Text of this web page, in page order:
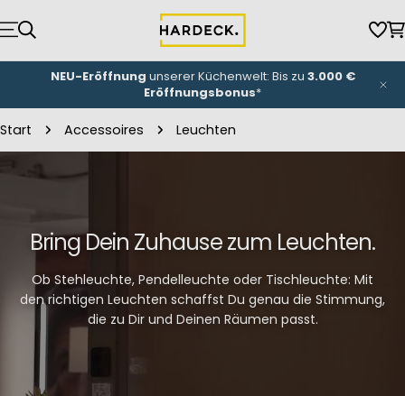
Inhalt
springen
NEU-Eröffnung unserer Küchenwelt: Bis zu 3.000 €
Eröffnungsbonus*
Start Accessoires Leuchten
Bring Dein Zuhause zum Leuchten.
Ob Stehleuchte, Pendelleuchte oder Tischleuchte: Mit
den richtigen Leuchten schaffst Du genau die Stimmung,
die zu Dir und Deinen Räumen passt.